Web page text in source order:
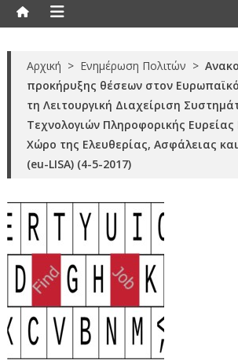
Αρχική > Ενημέρωση Πολιτών >
προκήρυξης θέσεων στον
τη Λειτουργική Διαχείριση
Τεχνολογιών Πληροφορικής Ευρείας
Χώρο της Ελευθερίας, Ασφάλειας
(eu-LISA) (4-5-2017)